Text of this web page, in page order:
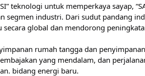
teknologi untuk memperkaya sayap,
segmen industri. Dari sudut pandang
global dan mendorong
rumah tangga dan
yang mendalam, dan
bidang energi baru.